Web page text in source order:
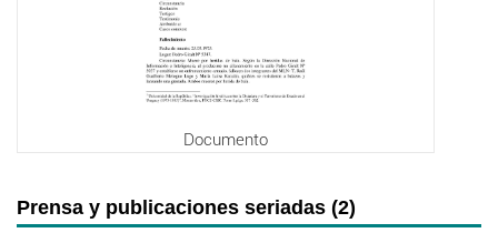
Documento
Prensa y publicaciones seriadas (2)